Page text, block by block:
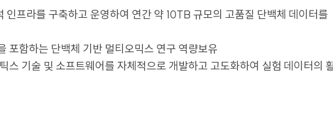
인프라를 구축하고 운영하여 연간 약 10TB 규모의 고품질 단백체 데이터를
포함하는 단백체 기반 멀티오믹스 연구 역량보유
스 기술 및 소프트웨어를 자체적으로 개발하고 고도화하여 실험 데이터의